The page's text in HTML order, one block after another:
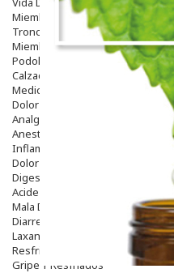
Miembro Superior
Tronco
Miembro Inferior
Podología
Calzado
Medicamentos
Dolor E Inflamación
Analgésicos
Anestésicos
Inflamación Articulaciones
Dolor Muscular / Articular
Digestivo
Acidez, Gases Y Ardores
Mala Digestion
Diarrea / Estreñimiento / Vómitos
Laxantes
Resfriados
Gripe Y Resfriados